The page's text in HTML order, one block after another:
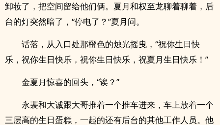
卸妆了，把空间留给他们俩。夏月和权至龙聊着聊着，后
台的灯突然暗了，“停电了？”夏月问。
话落，从入口处那橙色的烛光摇曳，“祝你生日快
乐，祝你生日快乐，祝你生日快乐，祝夏月生日快乐！”
金夏月惊喜的回头，“诶？”
永裴和大诚跟大哥推着一个推车进来，车上放着一个
三层高的生日蛋糕，一起的还有后台的其他工作人员。他